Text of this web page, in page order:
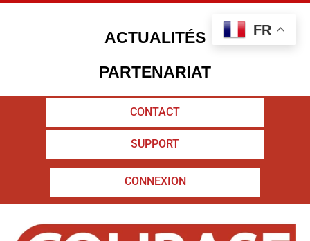
Aller
ACTUALITÉS
PARTENARIAT
CONTACT
04 65 65 00 20
SUPPORT
SUPPORT
CONNEXION
CONNEXION
FR